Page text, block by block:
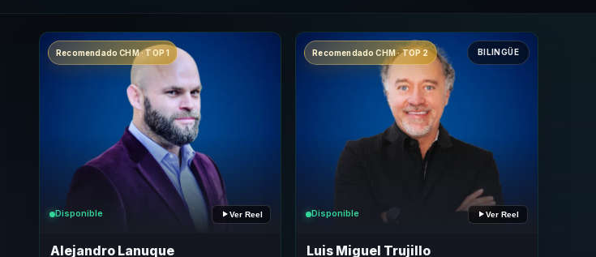
Recomendado CHM · TOP 1
Disponible Ver Reel
Alejandro Lanuque
Recomendado CHM · TOP 2 BILINGÜE
Disponible Ver Reel
Luis Miguel Trujillo